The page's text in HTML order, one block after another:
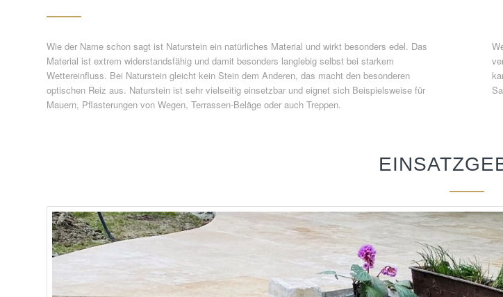
Wie der Name schon sagt ist Naturstein ein natürliches Material und wirkt besonders edel. Das
Material ist extrem widerstandsfähig und damit besonders langlebig selbst bei starkem
Wettereinfluss. Bei Naturstein gleicht kein Stein dem Anderen, das macht den besonderen
optischen Reiz aus. Naturstein ist sehr vielseitig einsetzbar und eignet sich Beispielsweise für
Mauern, Pflasterungen von Wegen, Terrassen-Beläge oder auch Treppen.